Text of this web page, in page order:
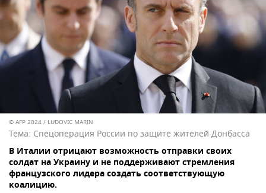
© AFP 2024 / LUDOVIC MARIN
Тема: Спецоперация России по защите жителей Донбасса
В Италии отрицают возможность отправки своих
солдат на Украину и не поддерживают стремления
французского лидера создать соответствующую
коалицию.